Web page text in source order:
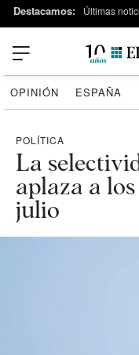
Destacamos: Últimas
OPINIÓN ESPAÑA
POLÍTICA
La
aplaza a
julio